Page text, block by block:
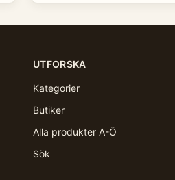
UTFORSKA
Kategorier
Butiker
Alla produkter A-Ö
Sök